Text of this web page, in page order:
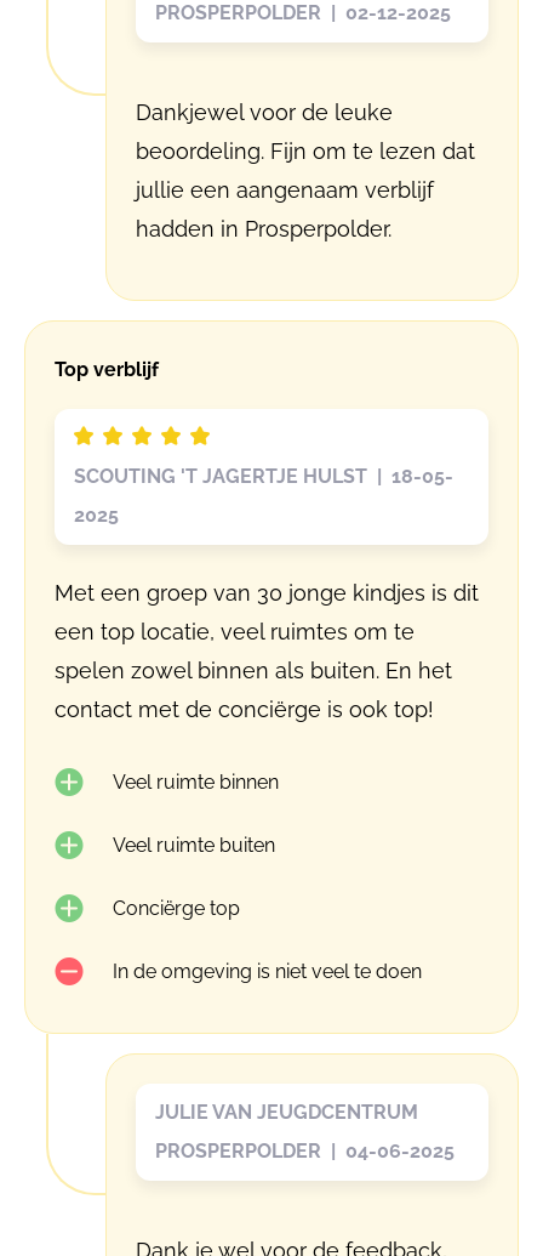
PROSPERPOLDER | 02-12-2025
Dankjewel voor de leuke
beoordeling. Fijn om te lezen dat
jullie een aangenaam verblijf
hadden in Prosperpolder.
Top verblijf
SCOUTING 'T JAGERTJE HULST | 18-05-
2025
Met een groep van 30 jonge kindjes is dit
een top locatie, veel ruimtes om te
spelen zowel binnen als buiten. En het
contact met de conciërge is ook top!
Veel ruimte binnen
Veel ruimte buiten
Conciërge top
In de omgeving is niet veel te doen
JULIE VAN JEUGDCENTRUM
PROSPERPOLDER | 04-06-2025
Dank je wel voor de feedback,